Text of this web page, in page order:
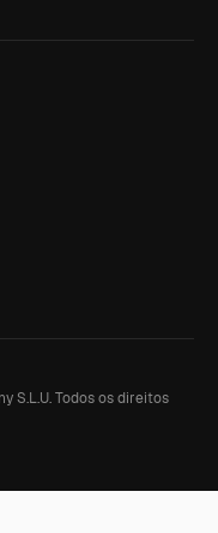
S.L.U. Todos os direitos